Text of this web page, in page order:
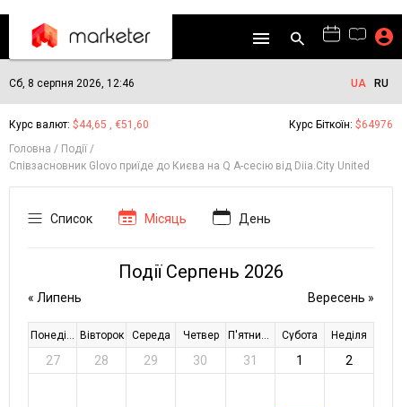
Сб, 8 серпня 2026, 12:46 UA RU
Курс валют: $44,65 , €51,60 Курс Біткоїн: $64976
Головна
Події
Співзасновник Glovo приїде до Києва на Q A-сесію від Diia.City United